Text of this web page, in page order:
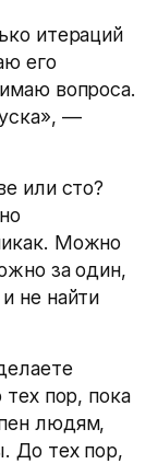
итераций
его
вопроса.
—
или сто?
Можно
за один,
не найти
пор, пока
людям,
До тех пор,